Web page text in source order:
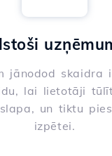
jānodod skaidra
lai lietotāji
un tiktu
izpētei.